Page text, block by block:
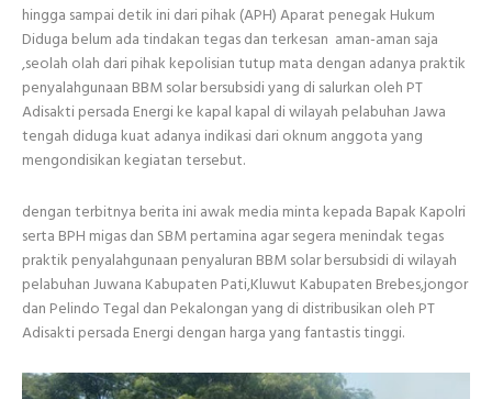
hingga sampai detik ini dari pihak (APH) Aparat penegak Hukum
Diduga belum ada tindakan tegas dan terkesan aman-aman saja
,seolah olah dari pihak kepolisian tutup mata dengan adanya praktik
penyalahgunaan BBM solar bersubsidi yang di salurkan oleh PT
Adisakti persada Energi ke kapal kapal di wilayah pelabuhan Jawa
tengah diduga kuat adanya indikasi dari oknum anggota yang
mengondisikan kegiatan tersebut.
dengan terbitnya berita ini awak media minta kepada Bapak Kapolri
serta BPH migas dan SBM pertamina agar segera menindak tegas
praktik penyalahgunaan penyaluran BBM solar bersubsidi di wilayah
pelabuhan Juwana Kabupaten Pati,Kluwut Kabupaten Brebes,jongor
dan Pelindo Tegal dan Pekalongan yang di distribusikan oleh PT
Adisakti persada Energi dengan harga yang fantastis tinggi.